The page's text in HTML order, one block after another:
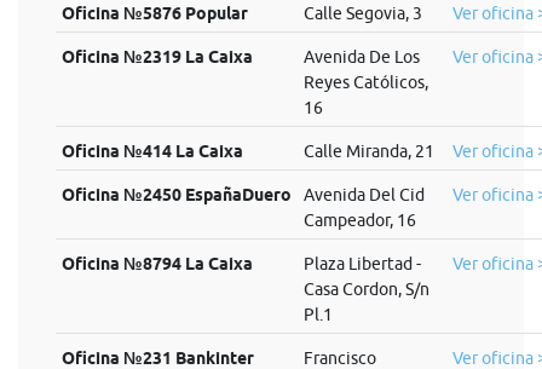
Oficina №5876 Popular Calle Segovia, 3 Ver oficina
Oficina №2319 La Caixa
Avenida De Los
Reyes Católicos,
16
Ver oficina
Oficina №414 La Caixa Calle Miranda, 21 Ver oficina
Oficina №2450 EspañaDuero
Avenida Del Cid
Campeador, 16
Ver oficina
Oficina №8794 La Caixa
Plaza Libertad -
Casa Cordon, S/n
Pl.1
Ver oficina
Oficina №231 Bankinter
Francisco
Ver oficina